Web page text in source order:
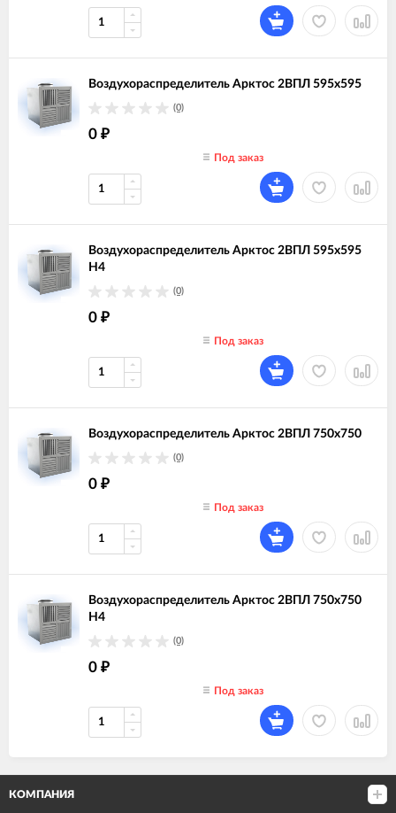
Воздухораспределитель Арктос 2ВПЛ 595х595
(0)
0 ₽
Под заказ
Воздухораспределитель Арктос 2ВПЛ 595х595
Н4
(0)
0 ₽
Под заказ
Воздухораспределитель Арктос 2ВПЛ 750х750
(0)
0 ₽
Под заказ
Воздухораспределитель Арктос 2ВПЛ 750х750
Н4
(0)
0 ₽
Под заказ
КОМПАНИЯ